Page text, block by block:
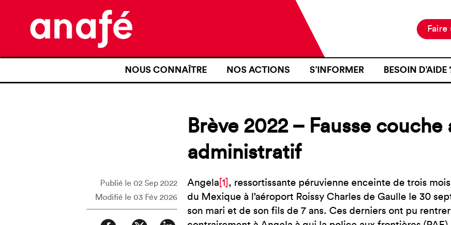
NOUS CONNAÎTRE
NOS REVENDICATIONS
TRANSPARENCE
NOS ACTIONS
NOS MOYENS D’ACTION
S’INFORMER
RESSOURCES
BESOIN D’AIDE
J’AI FAIT
FRONTIÈRE
JE VOUDRAIS
Faire
Brève 2022 – Fausse couche
administratif
Publié le 02 Sep 2022
Modifié le 03 Fév 2026
Angela [1] , ressortissante péruvienne enceinte de trois
du Mexique à l’aéroport Roissy Charles de Gaulle le 30
son mari et de son fils de 7 ans. Ces derniers ont pu